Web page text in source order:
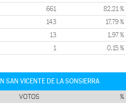
661 82,21 %
143 17,79 %
13 1,97 %
1 0,15 %
SAN VICENTE DE LA SONSIERRA
VOTOS %